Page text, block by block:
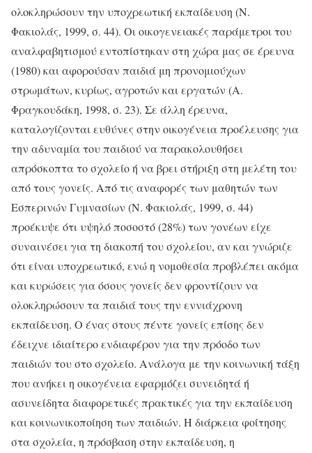
ολοκληρώσουν την υποχρεωτική εκπαίδευση (Ν.
Φακιολάς, 1999, σ. 44). Οι οικογενειακές παράμετροι του
αναλφαβητισμού εντοπίστηκαν στη χώρα μας σε έρευνα
(1980) και αφορούσαν παιδιά μη προνομιούχων
στρωμάτων, κυρίως, αγροτών και εργατών (Α.
Φραγκουδάκη, 1998, σ. 23). Σε άλλη έρευνα,
καταλογίζονται ευθύνες στην οικογένεια προέλευσης για
την αδυναμία του παιδιού να παρακολουθήσει
απρόσκοπτα το σχολείο ή να βρει στήριξη στη μελέτη του
από τους γονείς. Από τις αναφορές των μαθητών των
Εσπερινών Γυμνασίων (Ν. Φακιολάς, 1999, σ. 44)
προέκυψε ότι υψηλό ποσοστό (28%) των γονέων είχε
συναινέσει για τη διακοπή του σχολείου, αν και γνώριζε
ότι είναι υποχρεωτικό, ενώ η νομοθεσία προβλέπει ακόμα
και κυρώσεις για όσους γονείς δεν φροντίζουν να
ολοκληρώσουν τα παιδιά τους την εννιάχρονη
εκπαίδευση. Ο ένας στους πέντε γονείς επίσης δεν
έδειχνε ιδιαίτερο ενδιαφέρον για την πρόοδο των
παιδιών του στο σχολείο. Ανάλογα με την κοινωνική τάξη
που ανήκει η οικογένεια εφαρμόζει συνειδητά ή
ασυνείδητα διαφορετικές πρακτικές για την εκπαίδευση
και κοινωνικοποίηση των παιδιών. Η διάρκεια φοίτησης
στα σχολεία, η πρόσβαση στην εκπαίδευση, η